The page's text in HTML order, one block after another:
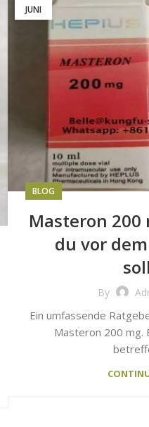
JUNI
BLOG
Masteron 200
du vor
By
Ein umfassende
Masteron 200 mg.